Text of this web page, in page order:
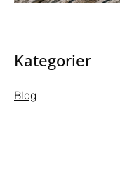
Kategorier
Blog